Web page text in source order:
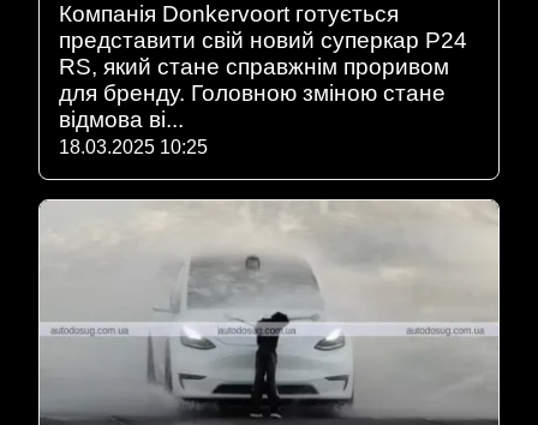
Компанія Donkervoort готується
представити свій новий суперкар P24
RS, який стане справжнім проривом
для бренду. Головною зміною стане
відмова ві...
18.03.2025 10:25